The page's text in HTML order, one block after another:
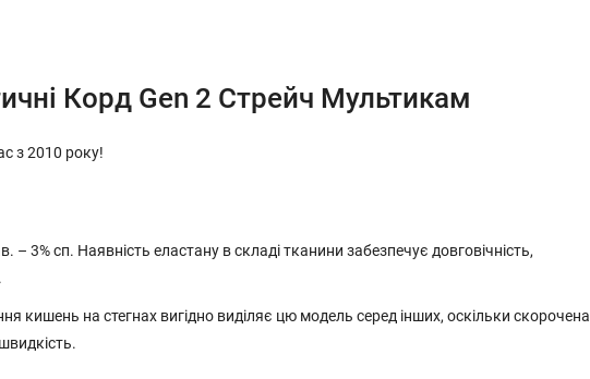
Корд Gen 2 Стрейч Мультикам
з 2010 року!
– 3% сп. Наявність еластану в складі тканини забезпечує довговічність,
кишень на стегнах вигідно виділяє цю модель серед інших, оскільки скорочена